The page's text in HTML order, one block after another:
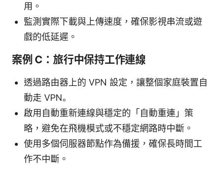
用。
監測實際下載與上傳速度，確保影視串流或遊
戲的低延遲。
案例 C：旅行中保持工作連線
透過路由器上的 VPN 設定，讓整個家庭裝置自
動走 VPN。
啟用自動重新連線與穩定的「自動重連」策
略，避免在飛機模式或不穩定網路時中斷。
使用多個伺服器節點作為備援，確保長時間工
作不中斷。